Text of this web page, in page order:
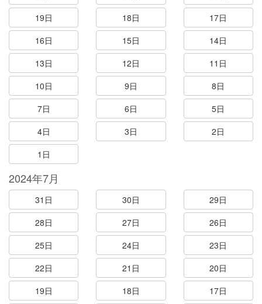
19日
18日
17日
16日
15日
14日
13日
12日
11日
10日
9日
8日
7日
6日
5日
4日
3日
2日
1日
2024年7月
31日 30日
29日
28日
27日
26日
25日
24日
23日
22日
21日
20日
19日
18日
17日